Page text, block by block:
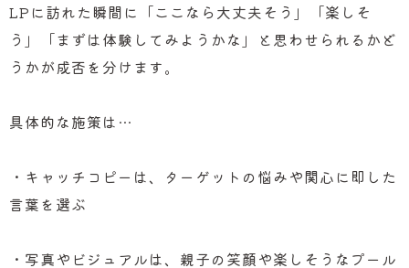
LPに訪れた瞬間に「ここなら大丈夫そう」「楽しそ
う」「まずは体験してみようかな」と思わせられるかど
うかが成否を分けます。
具体的な施策は…
・キャッチコピーは、ターゲットの悩みや関心に即した
言葉を選ぶ
・写真やビジュアルは、親子の笑顔や楽しそうなプール